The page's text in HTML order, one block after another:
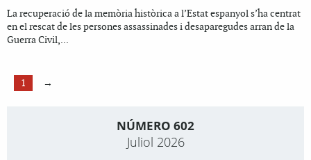
La recuperació de la memòria històrica a l’Estat espanyol s’ha centrat
en el rescat de les persones assassinades i desaparegudes arran de la
Guerra Civil,...
1 →
NÚMERO 602
Juliol 2026